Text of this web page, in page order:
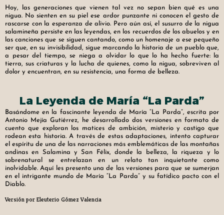
Hoy, las generaciones que vienen tal vez no sepan bien qué es una
nigua. No sienten en su piel ese ardor punzante ni conocen el gesto de
rascarse con la esperanza de alivio. Pero aún así, el susurro de la nigua
salamineña persiste en las leyendas, en los recuerdos de los abuelos y en
las canciones que se siguen cantando, como un homenaje a ese pequeño
ser que, en su invisibilidad, sigue marcando la historia de un pueblo que,
a pesar del tiempo, se niega a olvidar lo que lo ha hecho fuerte: la
tierra, sus criaturas y la lucha de quienes, como la nigua, sobreviven al
dolor y encuentran, en su resistencia, una forma de belleza.
La Leyenda de María “La Parda”
Basándome en la fascinante leyenda de María “La Parda”, escrita por
Antonio Mejía Gutiérrez, he desarrollado dos versiones en formato de
cuento que exploran los matices de ambición, misterio y castigo que
rodean esta historia. A través de estas adaptaciones, intento capturar
el espíritu de una de las narraciones más emblemáticas de las montañas
andinas en Salamina y San Félix, donde la belleza, la riqueza y lo
sobrenatural se entrelazan en un relato tan inquietante como
inolvidable. Aquí les presento una de las versiones para que se sumerjan
en el intrigante mundo de María “La Parda” y su fatídico pacto con el
Diablo.
Versión por Eleuterio Gómez Valencia